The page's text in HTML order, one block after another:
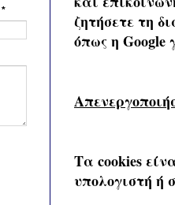
ζητήσετε τη
όπως η Google
Τα cookies
υπολογιστή ή
*